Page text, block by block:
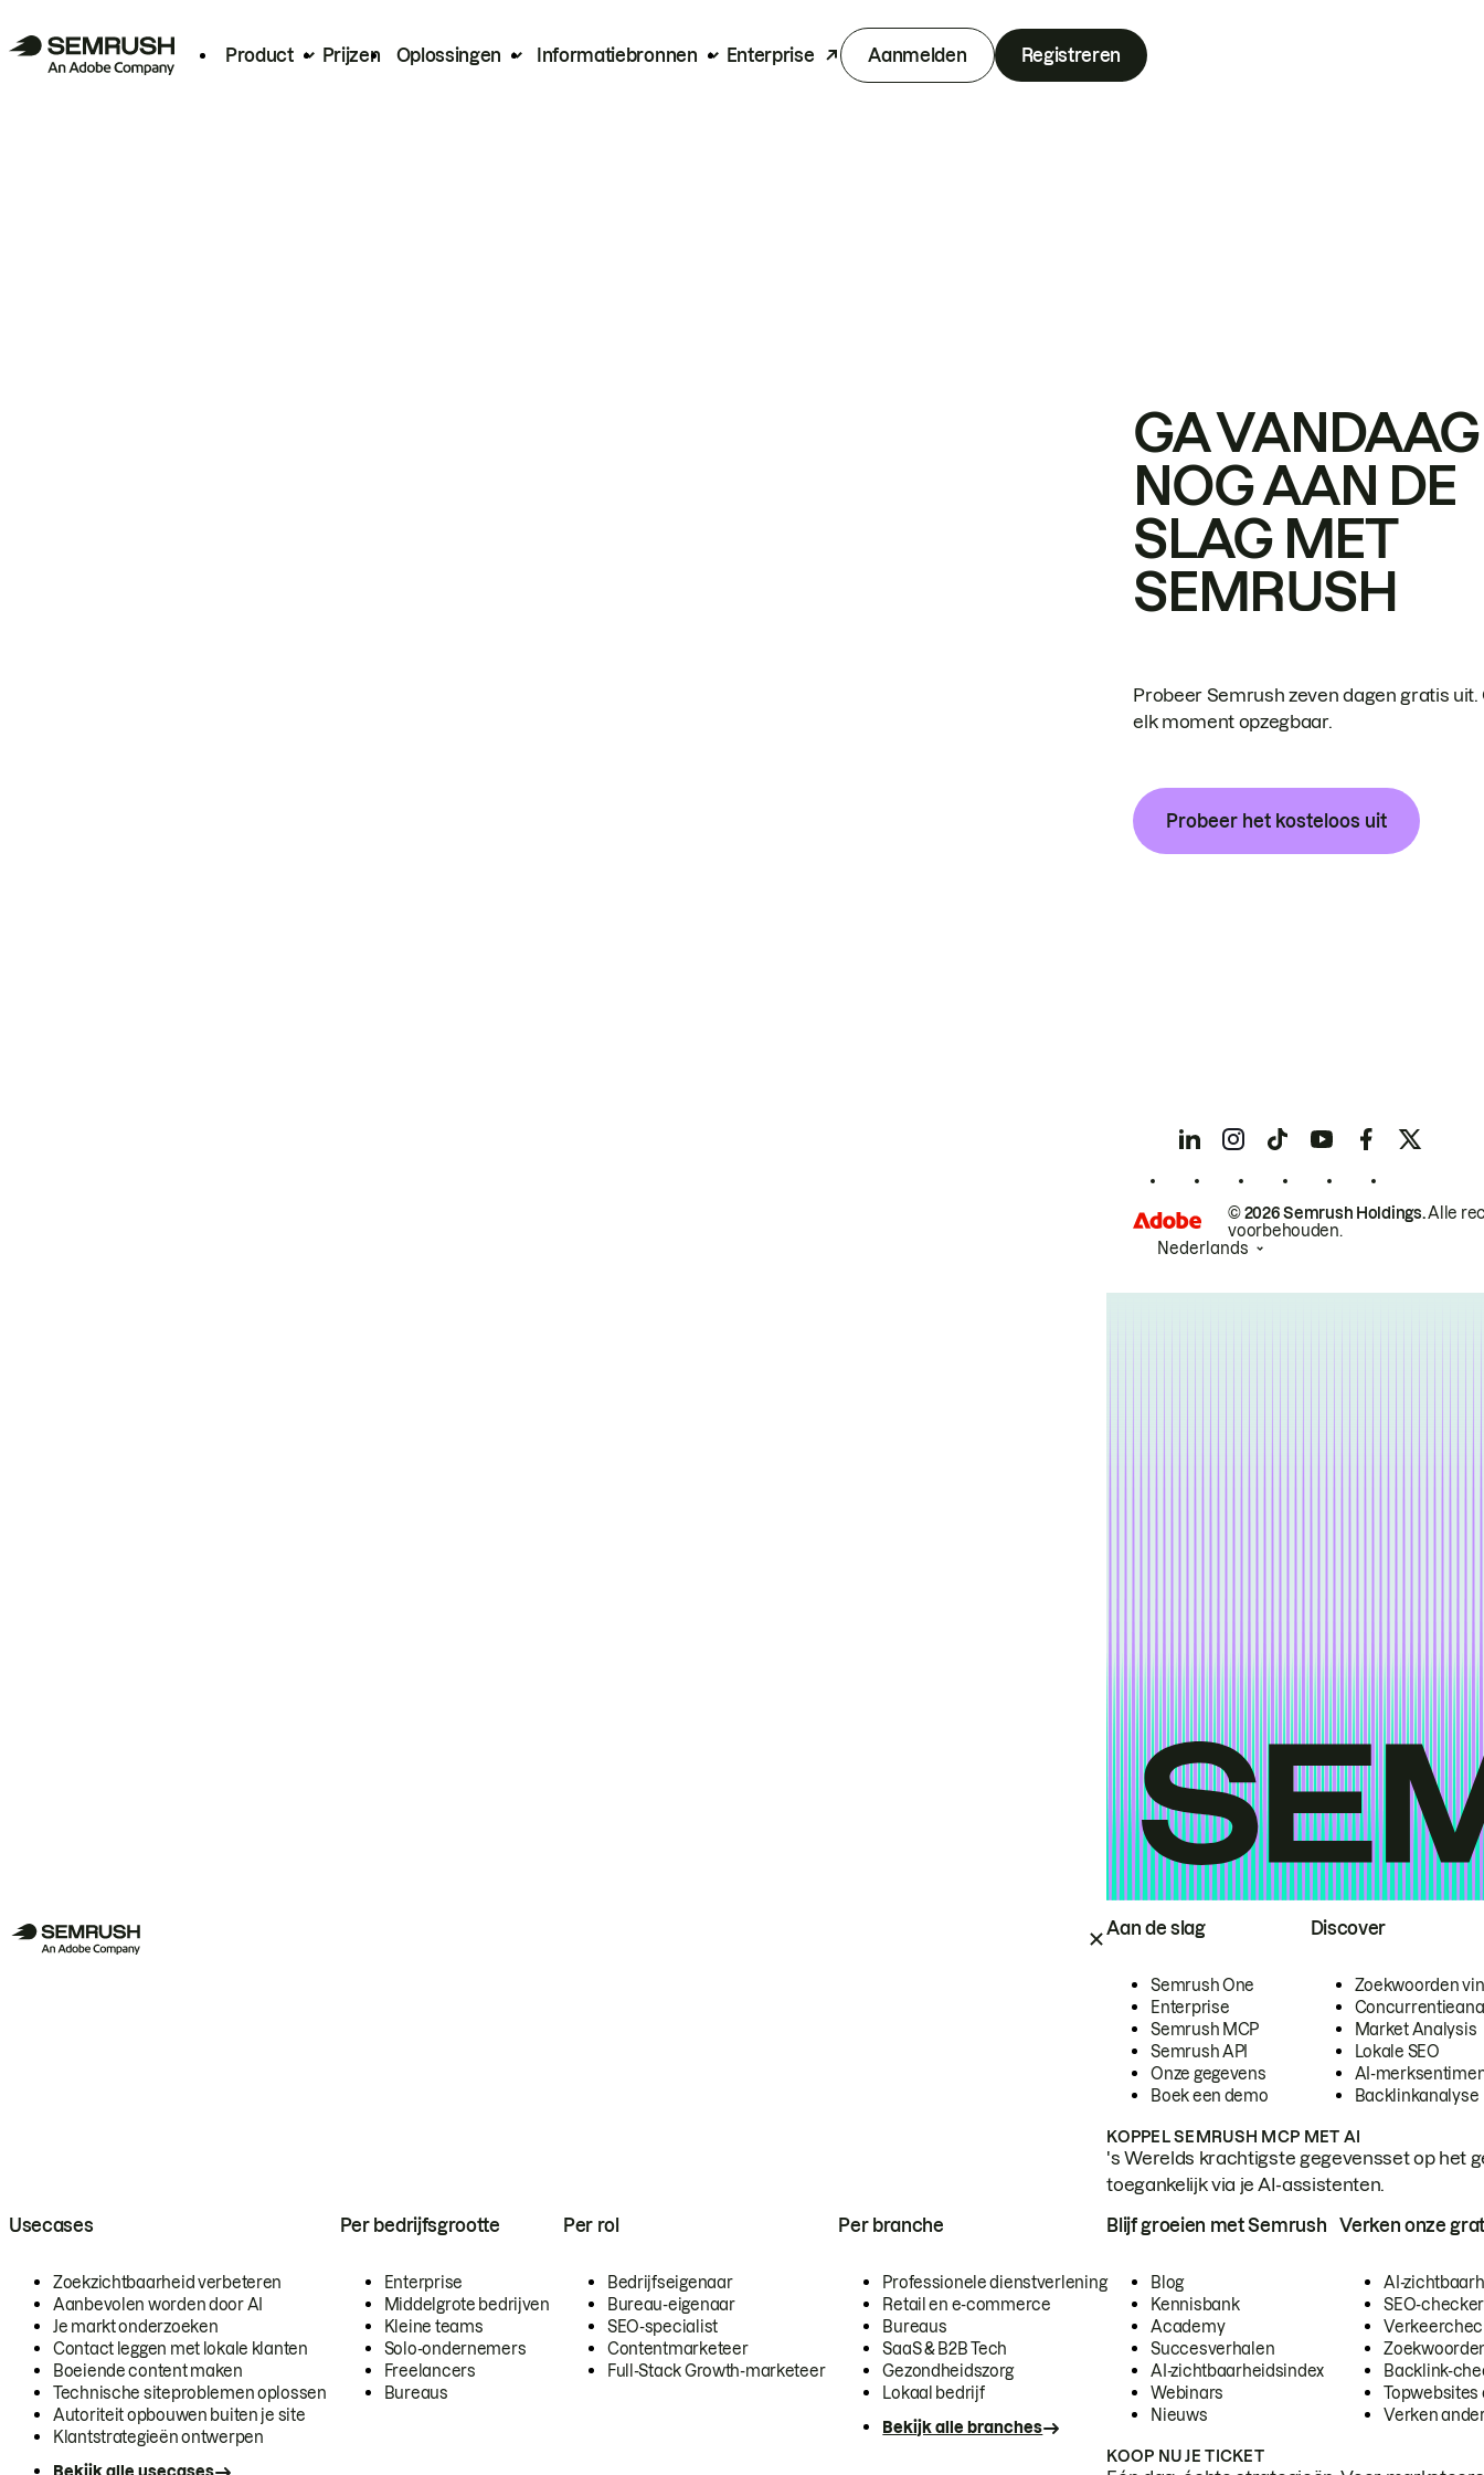
Product Prijzen Oplossingen Informatiebronnen Enterprise Aanmelden Registreren
Aan de slag
Semrush One
Enterprise
Semrush MCP
Semrush API
Onze gegevens
Boek een demo
Discover
Zoekwoorden
Market Analysis
Lokale SEO
AI-
Backlinkanalyse
KOPPEL SEMRUSH MCP MET AI
's Werelds krachtigste gegevensset op het
toegankelijk via je AI-assistenten.
Usecases
Zoekzichtbaarheid verbeteren
Aanbevolen worden door AI
Je markt onderzoeken
Contact leggen met lokale klanten
Boeiende content maken
Technische siteproblemen oplossen
Autoriteit opbouwen buiten je site
Klantstrategieën ontwerpen
Per bedrijfsgrootte
Enterprise
Middelgrote bedrijven
Kleine teams
Solo-ondernemers
Freelancers
Bureaus
Per rol
Bedrijfseigenaar
Bureau-eigenaar
SEO-specialist
Contentmarketeer
Full-Stack Growth-marketeer
Per branche
Professionele dienstverlening
Retail en e-commerce
Bureaus
SaaS & B2B Tech
Gezondheidszorg
Lokaal bedrijf
Bekijk alle branches
Blijf groeien met Semrush
Blog
Kennisbank
Academy
Succesverhalen
AI-zichtbaarheidsindex
Webinars
Nieuws
Verken onze
AI-
SEO-checker
Backlink-
Topwebsites
Verken
KOOP NU JE TICKET
GA VANDAAG
NOG AAN DE
SLAG MET
SEMRUSH
Probeer Semrush zeven dagen gratis uit.
elk moment opzegbaar.
Probeer het kosteloos uit
© 2026 Semrush Holdings.Alle
voorbehouden.
Nederlands